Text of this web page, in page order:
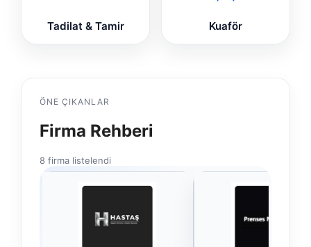
Tadilat & Tamir Kuaför
ÖNE ÇIKANLAR
Firma Rehberi
8 firma listelendi